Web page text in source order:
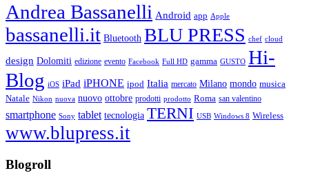
Andrea Bassanelli Android app Apple
bassanelli.it Bluetooth BLU PRESS chef cloud
design Dolomiti edizione evento Facebook Full HD gamma GUSTO Hi-
Blog iOS iPad iPHONE ipod Italia mercato Milano mondo musica
Natale Nikon nuova nuovo ottobre prodotti prodotto Roma san valentino
smartphone Sony tablet tecnologia TERNI USB Windows 8 Wireless
www.blupress.it
Blogroll